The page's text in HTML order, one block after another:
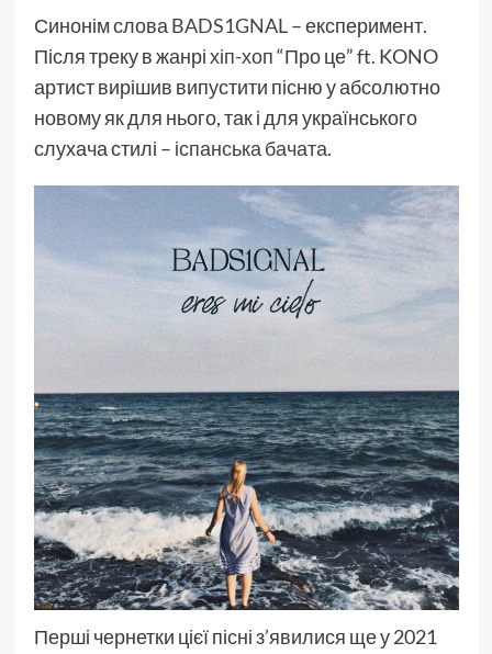
Синонім слова BADS1GNAL– експеримент.
Після треку в жанріхіп-хоп“Про це” ft. KONO
артист вирішив випустити пісню у абсолютно
новому як для нього, так і для українського
слухача стилі – іспанська бачата.
Перші чернетки цієї пісні з’явилися ще у 2021